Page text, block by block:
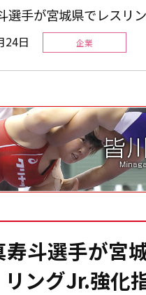
選手が宮城県でレスリ
24日 企業
寿斗選手が宮
リングJr.強化